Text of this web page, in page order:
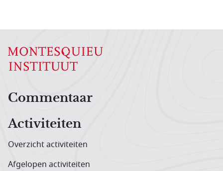
Hoofdnavigatiemenu
Commentaar
Activiteiten
Overzicht activiteiten
Afgelopen activiteiten